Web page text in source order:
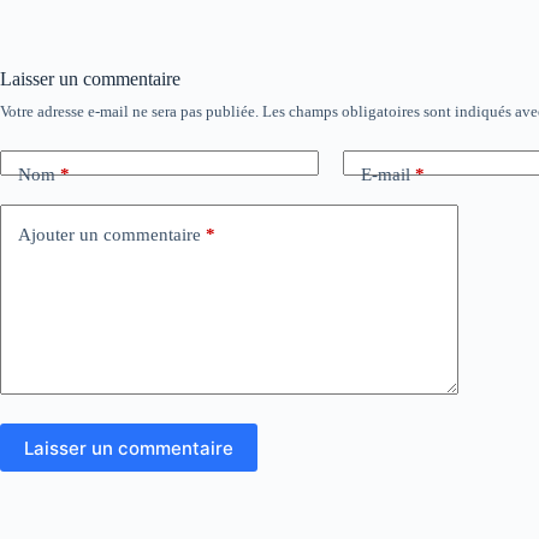
Laisser un commentaire
Votre adresse e-mail ne sera pas publiée. Les champs obligatoires sont indiqués
Nom* E-mail*
Ajouter un commentaire *
Laisser un commentaire